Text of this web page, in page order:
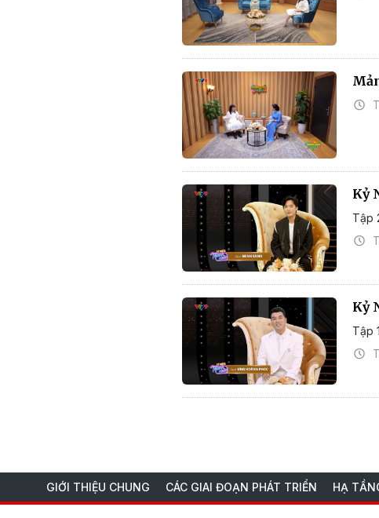
Kỷ
Tập
Kỷ
Tập
GIỚI THIỆU CHUNG CÁC GIAI ĐOẠN PHÁT TRIỂN HẠ